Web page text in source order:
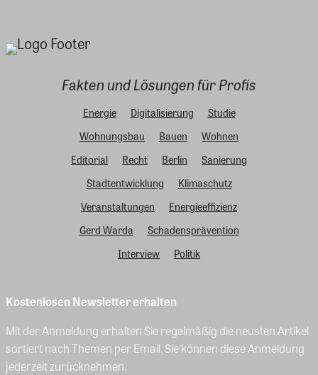
Fakten und Lösungen für Profis
Energie Digitalisierung
Studie
Wohnungsbau
Bauen
Wohnen
Editorial
Recht Berlin
Sanierung
Stadtentwicklung
Klimaschutz
Veranstaltungen
Energieeffizienz
Gerd Warda
Schadensprävention
Interview
Politik
Kostenlosen Newsletter erhalten
Mit der Anmeldung erhalten Sie regelmäßig die neusten Artikel
sortiert nach Themen per Email. Sie können diese Anmeldung
jederzeit zurücknehmen.